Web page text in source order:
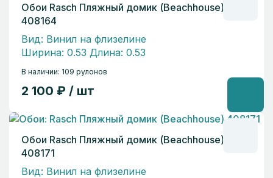
Обои Rasch Пляжный домик (Beachhouse)
408164
Вид: Винил на флизелине
Ширина: 0.53 Длина: 0.53
В наличии: 109 рулонов
2 100 ₽ / шт
Обои Rasch Пляжный домик (Beachhouse)
408171
Вид: Винил на флизелине